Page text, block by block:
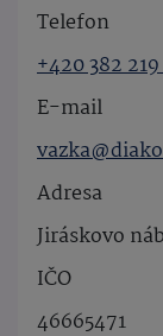
Telefon
+420 382
E-mail
Adresa
Jiráskovo
IČO
46665471